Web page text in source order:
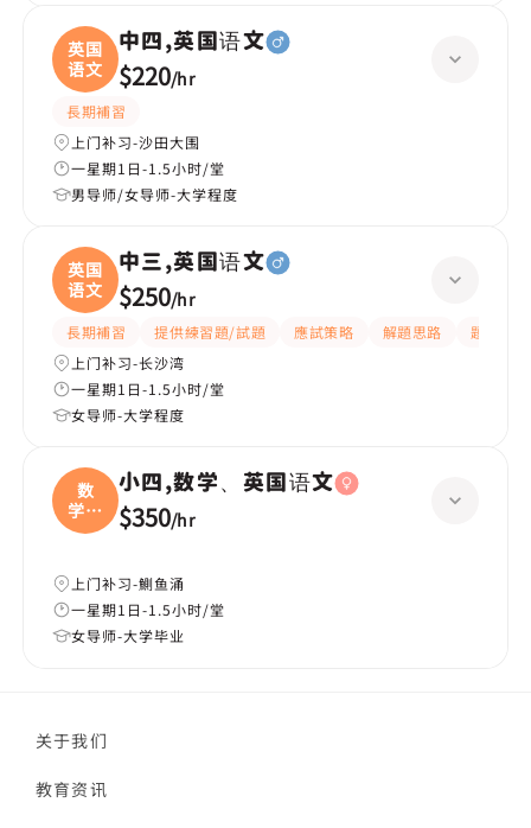
英国
语文
中四,英国语文
$220/hr
長期補習
上门补习-沙田大围
一星期1日-1.5小时/堂
男导师/女导师-大学程度
英国
语文
中三,英国语文
$250/hr
長期補習 提供練習題/試題 應試策略 解題思路
題目講解
上门补习-长沙湾
一星期1日-1.5小时/堂
女导师-大学程度
数
学、
英国
小四,数学、英国语文
$350/hr
上门补习-鰂鱼涌
一星期1日-1.5小时/堂
女导师-大学毕业
关于我们
教育资讯